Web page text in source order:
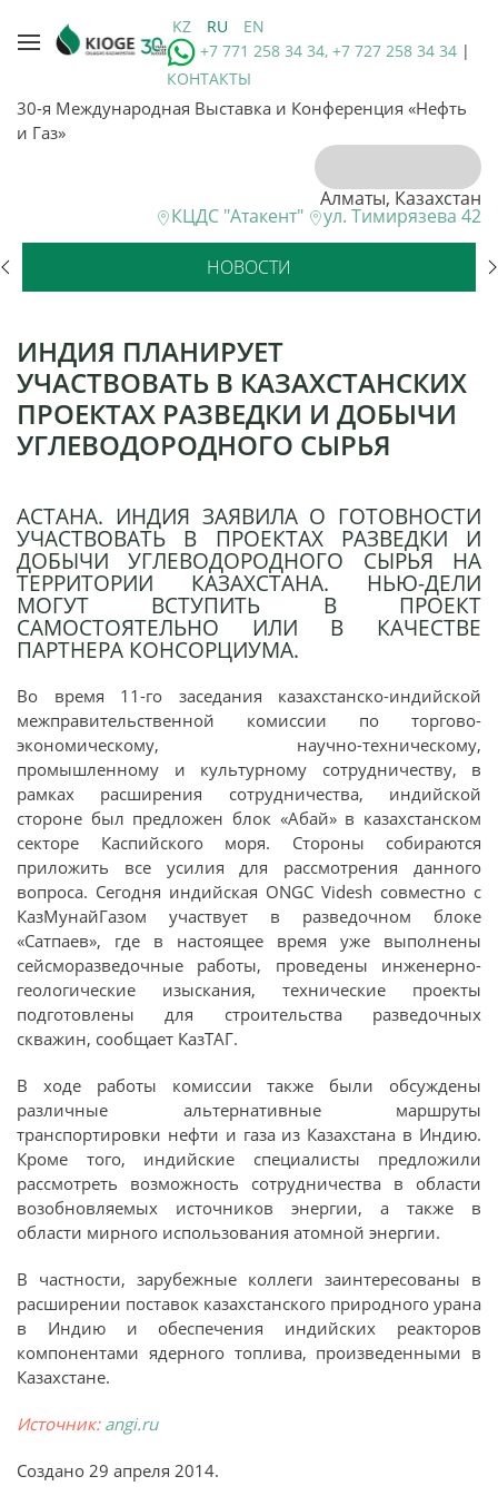
KZ RU
EN
+7 771 258 34 34, +7 727 258 34 34 |
КОНТАКТЫ
30-я Международная Выставка и Конференция «Нефть
и Газ»
Алматы, Казахстан
КЦДС "Атакент" ул. Тимирязева 42
НОВОСТИ
ИНДИЯ ПЛАНИРУЕТ
УЧАСТВОВАТЬ В КАЗАХСТАНСКИХ
ПРОЕКТАХ РАЗВЕДКИ И ДОБЫЧИ
УГЛЕВОДОРОДНОГО СЫРЬЯ
АСТАНА. ИНДИЯ ЗАЯВИЛА О ГОТОВНОСТИ
УЧАСТВОВАТЬ В ПРОЕКТАХ РАЗВЕДКИ И
ДОБЫЧИ УГЛЕВОДОРОДНОГО СЫРЬЯ НА
ТЕРРИТОРИИ КАЗАХСТАНА. НЬЮ-ДЕЛИ
МОГУТ ВСТУПИТЬ В ПРОЕКТ
САМОСТОЯТЕЛЬНО ИЛИ В КАЧЕСТВЕ
ПАРТНЕРА КОНСОРЦИУМА.
Во время 11-го заседания казахстанско-индийской
межправительственной комиссии по торгово-
экономическому, научно-техническому,
промышленному и культурному сотрудничеству, в
рамках расширения сотрудничества, индийской
стороне был предложен блок «Абай» в казахстанском
секторе Каспийского моря. Стороны собираются
приложить все усилия для рассмотрения данного
вопроса. Сегодня индийская ONGC Videsh совместно с
КазМунайГазом участвует в разведочном блоке
«Сатпаев», где в настоящее время уже выполнены
сейсморазведочные работы, проведены инженерно-
геологические изыскания, технические проекты
подготовлены для строительства разведочных
скважин, сообщает КазТАГ.
В ходе работы комиссии также были обсуждены
различные альтернативные маршруты
транспортировки нефти и газа из Казахстана в Индию.
Кроме того, индийские специалисты предложили
рассмотреть возможность сотрудничества в области
возобновляемых источников энергии, а также в
области мирного использования атомной энергии.
В частности, зарубежные коллеги заинтересованы в
расширении поставок казахстанского природного урана
в Индию и обеспечения индийских реакторов
компонентами ядерного топлива, произведенными в
Казахстане.
Источник: angi.ru
Создано 29 апреля 2014.